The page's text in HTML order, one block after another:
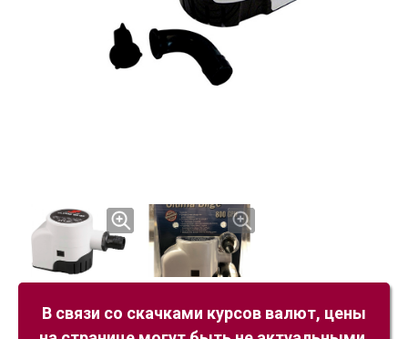
В связи со скачками курсов валют, цены